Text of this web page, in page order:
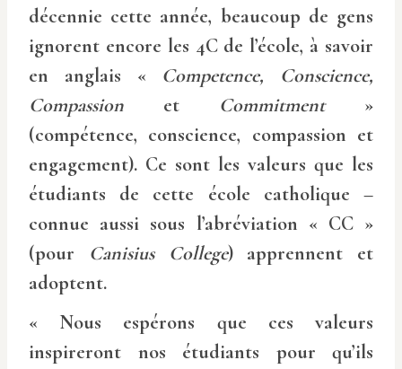
décennie cette année, beaucoup de gens
ignorent encore les 4C de l’école, à savoir
en anglais « Competence, Conscience,
Compassion et Commitment»
(compétence, conscience, compassion et
engagement). Ce sont les valeurs que les
étudiants de cette école catholique –
connue aussi sous l’abréviation « CC »
(pour Canisius College) apprennent et
adoptent.
« Nous espérons que ces valeurs
inspireront nos étudiants pour qu’ils